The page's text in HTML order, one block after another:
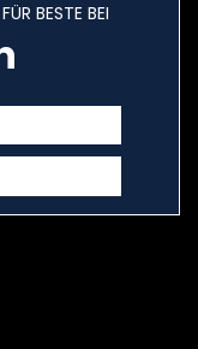
BESTE BEI